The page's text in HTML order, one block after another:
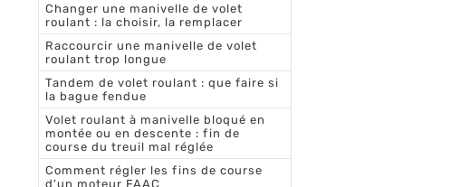
Changer une manivelle de volet
roulant : la choisir, la remplacer
Raccourcir une manivelle de volet
roulant trop longue
Tandem de volet roulant : que faire si
la bague fendue
Volet roulant à manivelle bloqué en
montée ou en descente : fin de
course du treuil mal réglée
Comment régler les fins de course
d'un moteur FAAC